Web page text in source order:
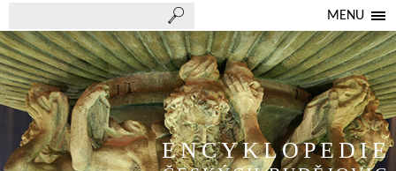
MENU
ENCYKLOPEDIE